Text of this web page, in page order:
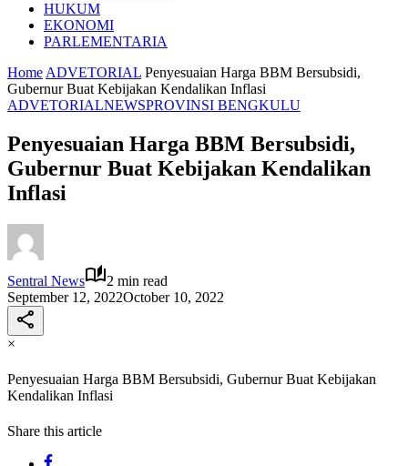
HUKUM
EKONOMI
PARLEMENTARIA
Home ADVETORIAL Penyesuaian Harga BBM Bersubsidi,
Gubernur Buat Kebijakan Kendalikan Inflasi
ADVETORIALNEWSPROVINSI BENGKULU
Penyesuaian Harga BBM Bersubsidi,
Gubernur Buat Kebijakan Kendalikan
Inflasi
Sentral News
2 min read
September 12, 2022October 10, 2022
×
Penyesuaian Harga BBM Bersubsidi, Gubernur Buat Kebijakan
Kendalikan Inflasi
Share this article